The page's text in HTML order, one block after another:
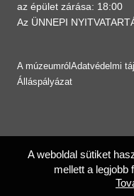
az épület zárása: 18:00
Az ÜNNEPI
A múzeumról Adatvédelmi
Álláspályázat
A weboldal sütiket
mellett a legjobb